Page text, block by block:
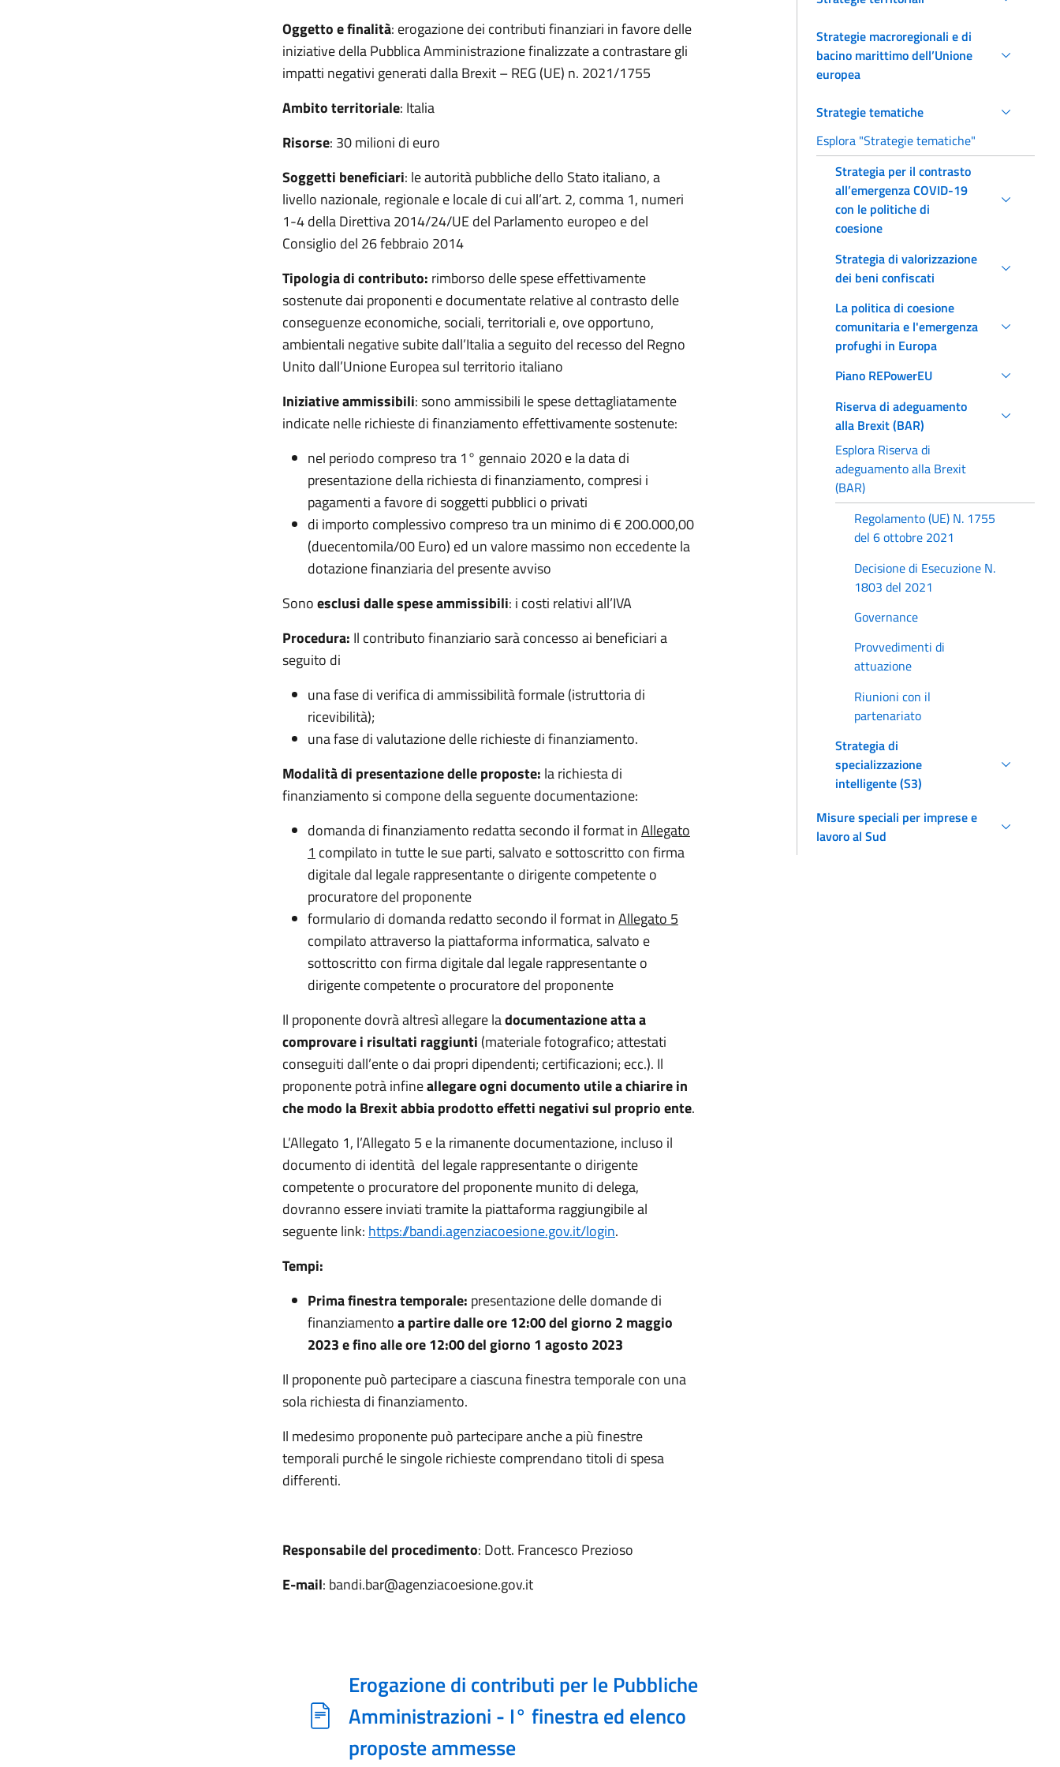
Oggetto e finalità: erogazione dei contributi finanziari in favore delle
iniziative della Pubblica Amministrazione finalizzate a contrastare gli
impatti negativi generati dalla Brexit – REG (UE) n. 2021/1755
Ambito territoriale: Italia
Risorse: 30 milioni di euro
Soggetti beneficiari: le autorità pubbliche dello Stato italiano, a
livello nazionale, regionale e locale di cui all’art. 2, comma 1, numeri
1-4 della Direttiva 2014/24/UE del Parlamento europeo e del
Consiglio del 26 febbraio 2014
Tipologia di contributo: rimborso delle spese effettivamente
sostenute dai proponenti e documentate relative al contrasto delle
conseguenze economiche, sociali, territoriali e, ove opportuno,
ambientali negative subite dall’Italia a seguito del recesso del Regno
Unito dall’Unione Europea sul territorio italiano
Iniziative ammissibili: sono ammissibili le spese dettagliatamente
indicate nelle richieste di finanziamento effettivamente sostenute:
nel periodo compreso tra 1° gennaio 2020 e la data di
presentazione della richiesta di finanziamento, compresi i
pagamenti a favore di soggetti pubblici o privati
di importo complessivo compreso tra un minimo di € 200.000,00
(duecentomila/00 Euro) ed un valore massimo non eccedente la
dotazione finanziaria del presente avviso
Sonoesclusi dalle spese ammissibili: i costi relativi all’IVA
Procedura: Il contributo finanziario sarà concesso ai beneficiari a
seguito di
una fase di verifica di ammissibilità formale (istruttoria di
ricevibilità);
una fase di valutazione delle richieste di finanziamento.
Modalità di presentazione delle proposte: la richiesta di
finanziamento si compone della seguente documentazione:
domanda di finanziamento redatta secondo il format inAllegato
1 compilato in tutte le sue parti, salvato e sottoscritto con firma
digitale dal legale rappresentante o dirigente competente o
procuratore del proponente
formulario di domanda redatto secondo il format inAllegato 5
compilato attraverso la piattaforma informatica, salvato e
sottoscritto con firma digitale dal legale rappresentante o
dirigente competente o procuratore del proponente
Il proponente dovrà altresì allegare ladocumentazione atta a
comprovare i risultati raggiunti (materiale fotografico; attestati
conseguiti dall’ente o dai propri dipendenti; certificazioni; ecc.). Il
proponente potrà infineallegare ogni documento utile a chiarire in
che modo la Brexit abbia prodotto effetti negativi sul proprio ente.
L’Allegato 1, l’Allegato 5 e la rimanente documentazione, incluso il
documento di identità del legale rappresentante o dirigente
competente o procuratore del proponente munito di delega,
dovranno essere inviati tramite la piattaforma raggiungibile al
seguente link: https://bandi.agenziacoesione.gov.it/login.
Tempi:
Prima finestra temporale: presentazione delle domande di
finanziamentoa partire dalle ore 12:00 del giorno 2 maggio
2023 e fino alle ore 12:00 del giorno 1 agosto 2023
Il proponente può partecipare a ciascuna finestra temporale con una
sola richiesta di finanziamento.
Il medesimo proponente può partecipare anche a più finestre
temporali purché le singole richieste comprendano titoli di spesa
differenti.
Responsabile del procedimento: Dott. Francesco Prezioso
E-mail: bandi.bar@agenziacoesione.gov.it
Erogazione di contributi per le Pubbliche
Amministrazioni - I° finestra ed elenco
proposte ammesse
Strategie macroregionali e di
bacino marittimo dell’Unione
europea
Strategie tematiche
Esplora "Strategie tematiche"
Strategia per il contrasto
all’emergenza COVID-19
con le politiche di
coesione
Strategia di valorizzazione
dei beni confiscati
La politica di coesione
comunitaria e l'emergenza
profughi in Europa
Piano REPowerEU
Riserva di adeguamento
alla Brexit (BAR)
Esplora Riserva di
adeguamento alla Brexit
(BAR)
Regolamento (UE) N. 1755
del 6 ottobre 2021
Decisione di Esecuzione N.
1803 del 2021
Governance
Provvedimenti di
attuazione
Riunioni con il
partenariato
Strategia di
specializzazione
intelligente (S3)
Misure speciali per imprese e
lavoro al Sud